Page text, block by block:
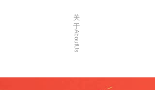
关
于
AboutUs